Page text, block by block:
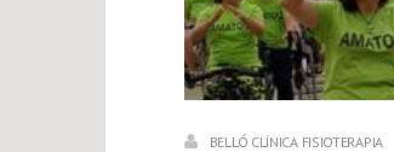
BELLÓ CLÍNICA FISIOTERAPIA